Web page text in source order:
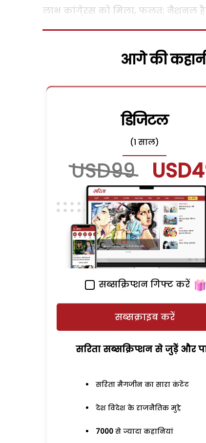
लाभ कांगे्रस को मिला, फलत: नैशनल
आगे की
डिजिटल
(1 साल)
USD99
सब्सक्रिप्शन गिफ्ट करें
सब्सक्राइब करें
सरिता सब्सक्रिप्शन से जुड़ेें और
सरिता मैगजीन का सारा कंटेंट
देश विदेश के राजनैतिक मुद्दे
7000 से ज्यादा कहानियां